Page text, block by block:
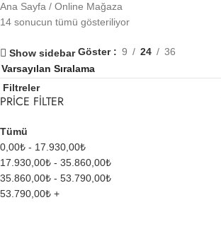
Ana Sayfa
Online Mağaza
14 sonucun tümü gösteriliyor
Show sidebar Göster 9 24 36
Filtreler
PRICE FILTER
Tümü
0,00₺ - 17.930,00₺
17.930,00₺ - 35.860,00₺
35.860,00₺ - 53.790,00₺
53.790,00₺ +